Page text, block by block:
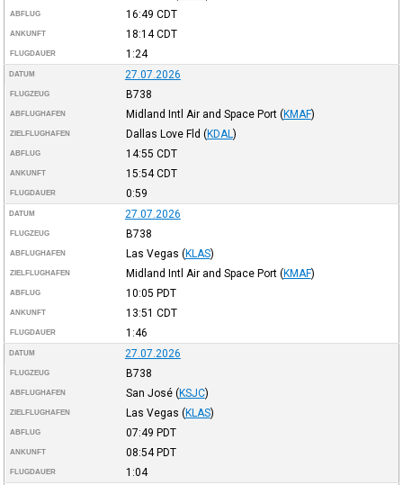
ABFLUG 16:49 CDT
ANKUNFT 18:14CDT
FLUGDAUER 1:24
DATUM 27.07.2026
FLUGZEUG B738
ABFLUGHAFEN Midland Intl Air and Space Port (KMAF)
ZIELFLUGHAFEN Dallas Love Fld (KDAL )
ABFLUG 14:55 CDT
ANKUNFT 15:54CDT
FLUGDAUER 0:59
DATUM 27.07.2026
FLUGZEUG B738
ABFLUGHAFEN Las Vegas (KLAS)
ZIELFLUGHAFEN Midland Intl Air and Space Port (KMAF)
ABFLUG 10:05 PDT
ANKUNFT 13:51 CDT
FLUGDAUER 1:46
DATUM 27.07.2026
FLUGZEUG B738
ABFLUGHAFEN San José (KSJC)
ZIELFLUGHAFEN Las Vegas (KLAS)
ABFLUG 07:49 PDT
ANKUNFT 08:54PDT
FLUGDAUER 1:04